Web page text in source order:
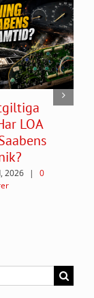
LOA
2026 |
0